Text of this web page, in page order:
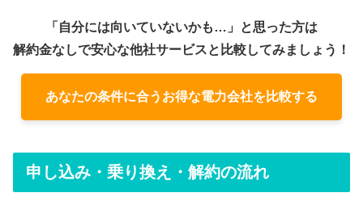
「自分には向いていないかも…」と思った方は
解約金なしで安心な他社サービスと比較してみましょう！
あなたの条件に合うお得な電力会社を比較する
申し込み・乗り換え・解約の流れ